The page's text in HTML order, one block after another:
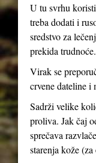
U tu svrhu
treba dodati i
sredstvo za
prekida trudnoće.
Virak se
crvene dateline i
Sadrži velike
proliva. Jak čaj
sprečava
starenja kože